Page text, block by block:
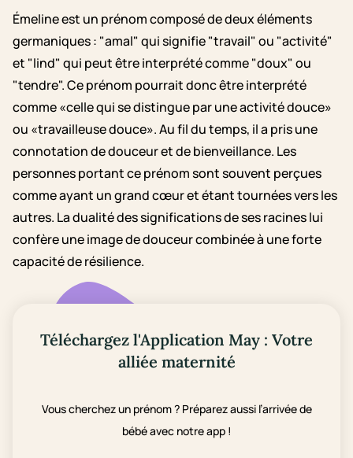
Émeline est un prénom composé de deux éléments
germaniques : "amal" qui signifie "travail" ou "activité"
et "lind" qui peut être interprété comme "doux" ou
"tendre". Ce prénom pourrait donc être interprété
comme «celle qui se distingue par une activité douce»
ou «travailleuse douce». Au fil du temps, il a pris une
connotation de douceur et de bienveillance. Les
personnes portant ce prénom sont souvent perçues
comme ayant un grand cœur et étant tournées vers les
autres. La dualité des significations de ses racines lui
confère une image de douceur combinée à une forte
capacité de résilience.
Téléchargez l'Application May : Votre
alliée maternité
Vous cherchez un prénom ? Préparez aussi l’arrivée de
bébé avec notre app !